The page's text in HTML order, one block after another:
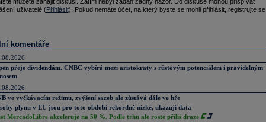
uživatelé (Přihlásit). Pokud nemáte účet, na který byste se mohli přihlásit, registrujte se
komentáře
přeje dividendám. CNBC vybírá mezi aristokraty s růstovým potenciálem i pravidelným
ve vyčkávacím režimu, zvýšení sazeb ale zůstává dále ve hře
plynu v EU jsou pro toto období rekordně nízké, ukazují data
MercadoLibre akceleruje na 50 %. Podle trhu ale roste příliš draze